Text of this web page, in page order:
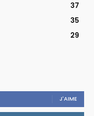
37
35
29
J'AIME